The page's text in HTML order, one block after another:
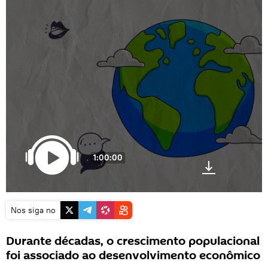
1:00:00
Nos siga no
Durante décadas, o crescimento populacional
foi associado ao desenvolvimento econômico